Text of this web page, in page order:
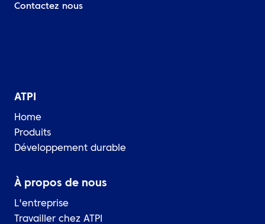
Contactez nous
ATPI
Home
Produits
Développement durable
À propos de nous
L'entreprise
Travailler chez ATPI